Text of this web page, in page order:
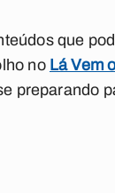
que
no Lá Vem
preparando